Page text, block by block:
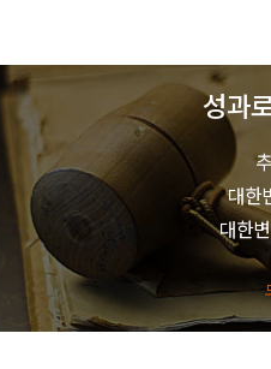
성과
대한
대한